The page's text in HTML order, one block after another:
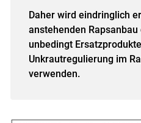
Daher wird eindringlich
anstehenden
unbedingt
Unkrautregulierung im
verwenden.